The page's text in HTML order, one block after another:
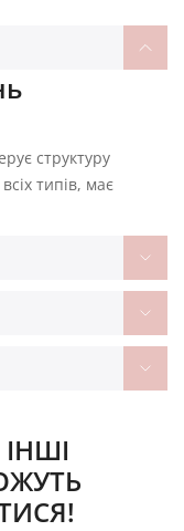
структуру
типів, має